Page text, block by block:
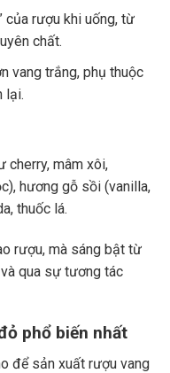
của rượu khi uống, từ
chất.
vang trắng, phụ thuộc
lại.
cherry, mâm xôi,
hương gỗ sồi (vanilla,
thuốc lá.
rượu, mà sáng bật từ
qua sự tương tác
phổ biến nhất
để sản xuất rượu vang